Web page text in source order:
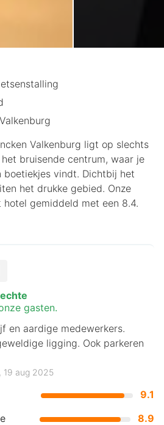
Valkenburg ligt op slechts
bruisende centrum, waar je
boetiekjes vindt. Dichtbij het
het drukke gebied. Onze
gemiddeld met een 8.4.
9.1
8.9
gasten.
en aardige medewerkers.
ligging. Ook parkeren
19 aug 2025